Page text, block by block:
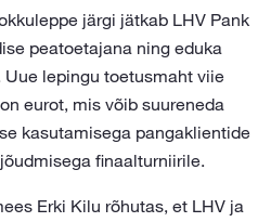
järgi jätkab LHV Pank
peatoetajana ning eduka
lepingu toetusmaht viie
eurot, mis võib suureneda
kasutamisega pangaklientide
finaalturniirile.
Erki Kilu rõhutas, et LHV ja